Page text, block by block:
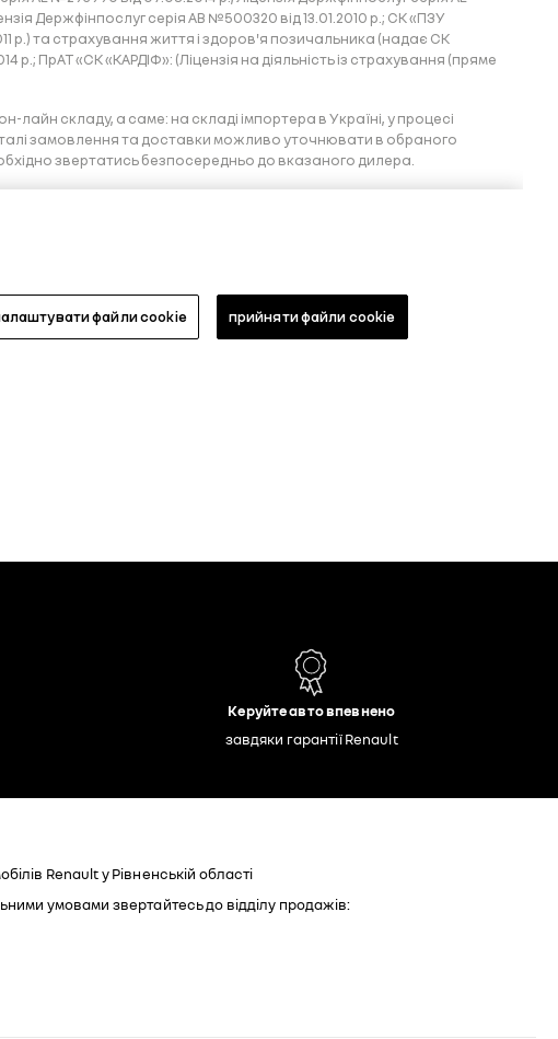
Керуйте авто впевнено
завдяки гарантії Renault
Renault у Рівненській області
умовами звертайтесь до відділу продажів: